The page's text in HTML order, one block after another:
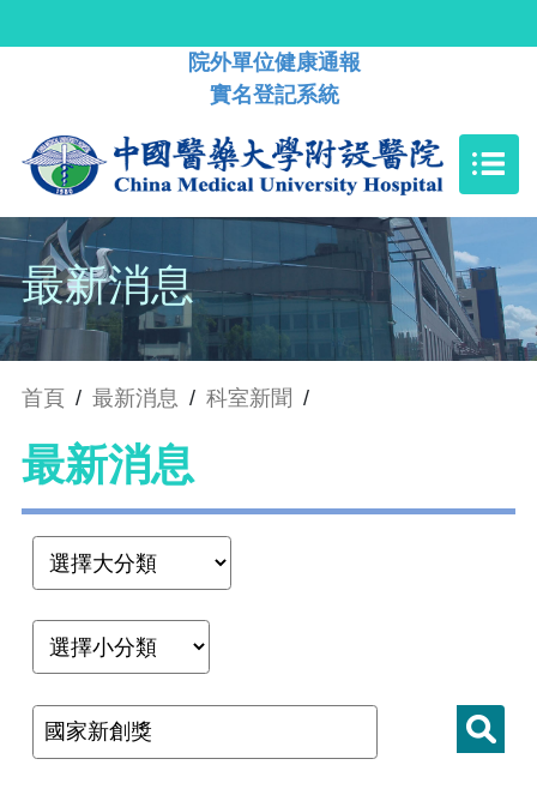
院外單位健康通報
實名登記系統
最新消息
首頁 / 最新消息 / 科室新聞 /
最新消息